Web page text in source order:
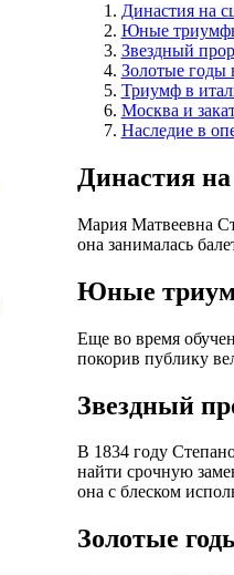
Династия на
Юные
Звездный
Золотые годы
Триумф в
Москва и
Наследие в
Династия на
Мария Матвеевна
она занималась
Юные
Еще во время
покорив публику
Звездный
В 1834 году
найти срочную
она с блеском
Золотые